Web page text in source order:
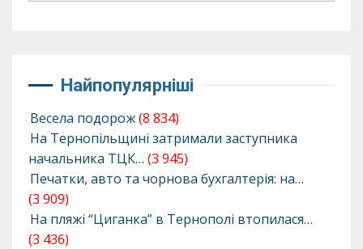
Найпопулярніші
Весела подорож(8 834)
На Тернопільщині затримали заступника
начальника ТЦК… (3 945)
Печатки, авто та чорнова бухгалтерія: на…
(3 909)
На пляжі “Циганка” в Тернополі втопилася…
(3 436)